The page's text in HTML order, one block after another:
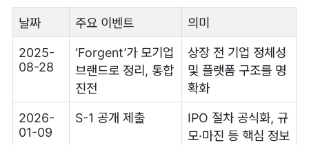
날짜 주요 이벤트 의미
2025-
08-28
‘Forgent’가 모기업
브랜드로 정리, 통합
진전
상장 전 기업 정체성
및 플랫폼 구조를 명
확화
2026-
01-09
S-1 공개 제출
IPO 절차 공식화, 규
모·마진 등 핵심 정보